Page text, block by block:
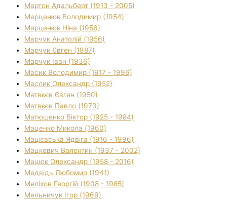
Мартон Адальберт (1913 - 2005)
Марценюк Володимир (1954)
Марценюк Ніна (1956)
Марчук Анатолій (1956)
Марчук Євген (1987)
Марчук Іван (1936)
Масик Володимир (1917 - 1996)
Маслик Олександр (1952)
Матвєєв Євген (1950)
Матвєєв Павло (1973)
Матюшенко Віктор (1925 - 1984)
Маценко Микола (1960)
Мацієвська Ядвіга (1916 - 1996)
Мацкевич Валентин (1937 - 2002)
Мацюк Олександр (1958 - 2016)
Медвідь Любомир (1941)
Меліхов Георгій (1908 - 1985)
Мельничук Ігор (1969)